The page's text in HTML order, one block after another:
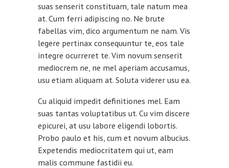
suas senserit constituam, tale natum mea
at. Cum ferri adipiscing no. Ne brute
fabellas vim, dico argumentum ne nam. Vis
legere pertinax consequuntur te, eos tale
integre ocurreret te. Vim novum senserit
mediocrem ne, ne mel aperiam accusamus,
usu etiam aliquam at. Soluta viderer usu ea.
Cu aliquid impedit definitiones mel. Eam
suas tantas voluptatibus ut. Cu vim discere
epicurei, at usu labore eligendi lobortis.
Probo paulo et his, cum et novum albucius.
Expetendis mediocritatem qui ut, eam
malis commune fastidii eu.